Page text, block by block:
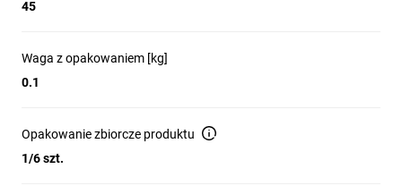
45
Waga z opakowaniem [kg]
0.1
Opakowanie zbiorcze produktu
1/6 szt.